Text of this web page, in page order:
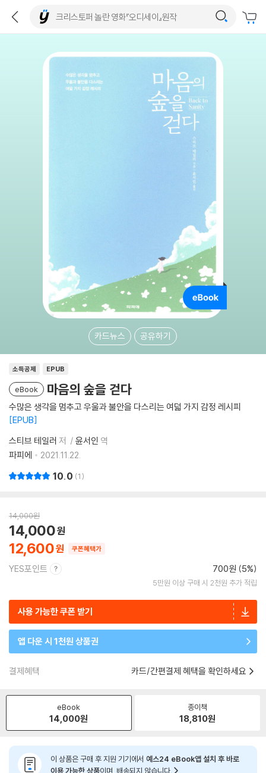
카드뉴스 공유하기
소득공제 EPUB
eBook 마음의 숲을 걷다
수많은 생각을 멈추고 우울과 불안을 다스리는 여덟 가지 감정 레시피
EPUB
스티브 테일러 저 윤서인 역
파피에
2021.11.22.
10.0 1
14,000원
12,600
14,000
쿠폰혜택가
YES포인트 700원 (5%)
5만원 이상 구매 시 2천원 추가 적립
사용 가능한 쿠폰 받기
앱 다운 시 1천원 상품권
결제혜택 카드/간편결제 혜택을 확인하세요
eBook
14,000원
종이책
18,810원
이 상품은 구매 후 지원 기기에서 예스24 eBook앱 설치 후 바로
이용 가능한 상품이며, 배송되지 않습니다.